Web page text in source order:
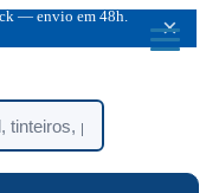
— envio em 48h.
×